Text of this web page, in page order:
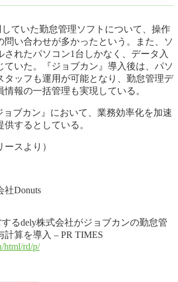
ていた勤怠管理ソフトについて、操作
問い合わせが多かったという。また、ソ
されたパソコン1台しかなく、データ入
ていた。『ジョブカン』導入後は、パソ
タッフも運用が可能となり、勤怠管理デ
報の一括管理も実現している。
ョブカン』において、業務効率化を加速
するとしている。
ースより）
社Donuts
するdely株式会社がジョブカンの勤怠管
算を導入 – PR TIMES
html/rd/p/